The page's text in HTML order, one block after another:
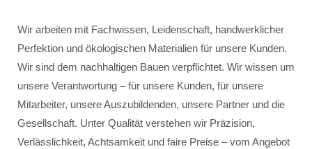
Wir arbeiten mit Fachwissen, Leidenschaft, handwerklicher
Perfektion und ökologischen Materialien für unsere Kunden.
Wir sind dem nachhaltigen Bauen verpflichtet. Wir wissen um
unsere Verantwortung – für unsere Kunden, für unsere
Mitarbeiter, unsere Auszubildenden, unsere Partner und die
Gesellschaft. Unter Qualität verstehen wir Präzision,
Verlässlichkeit, Achtsamkeit und faire Preise – vom Angebot